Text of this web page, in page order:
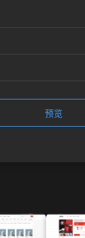
预览